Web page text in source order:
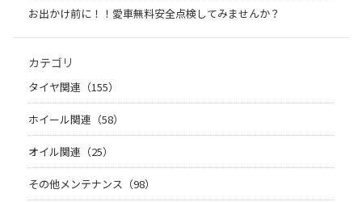
お出かけ前に！！愛車無料安全点検してみませんか？
カテゴリ
タイヤ関連（155）
ホイール関連（58）
オイル関連（25）
その他メンテナンス（98）